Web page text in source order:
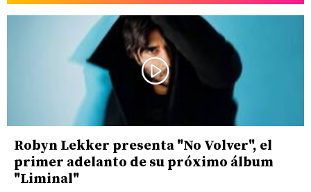
Robyn Lekker presenta "No Volver", el
primer adelanto de su próximo álbum
"Liminal"